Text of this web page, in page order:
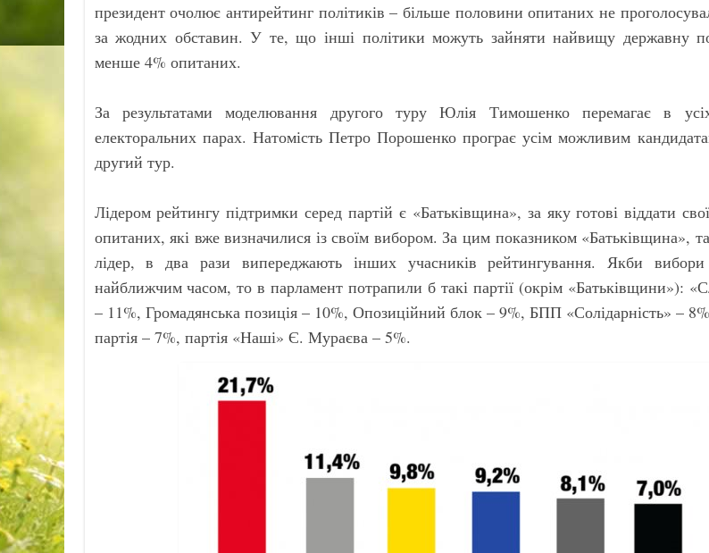
президент очолює антирейтинг політиків – більше половини опитаних не
за жодних обставин. У те, що інші політики можуть зайняти найвищу державну
менше 4% опитаних.
За результатами моделювання другого туру Юлія Тимошенко перемагає в
електоральних парах. Натомість Петро Порошенко програє усім можливим
другий тур.
Лідером рейтингу підтримки серед партій є «Батьківщина», за яку готові віддати
опитаних, які вже визначилися із своїм вибором. За цим показником «Батьківщина»,
лідер, в два рази випереджають інших учасників рейтингування. Якби вибори
найближчим часом, то в парламент потрапили б такі партії (окрім «Батьківщини»):
– 11%, Громадянська позиція – 10%, Опозиційний блок – 9%, БПП «Солідарність» –
партія – 7%, партія «Наші» Є. Мураєва – 5%.